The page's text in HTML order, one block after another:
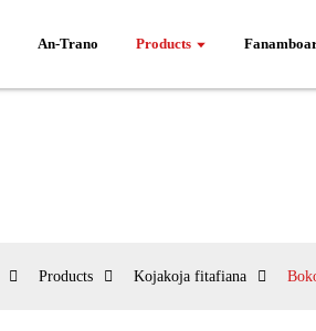
An-Trano Products
Products Kojakoja fitafiana